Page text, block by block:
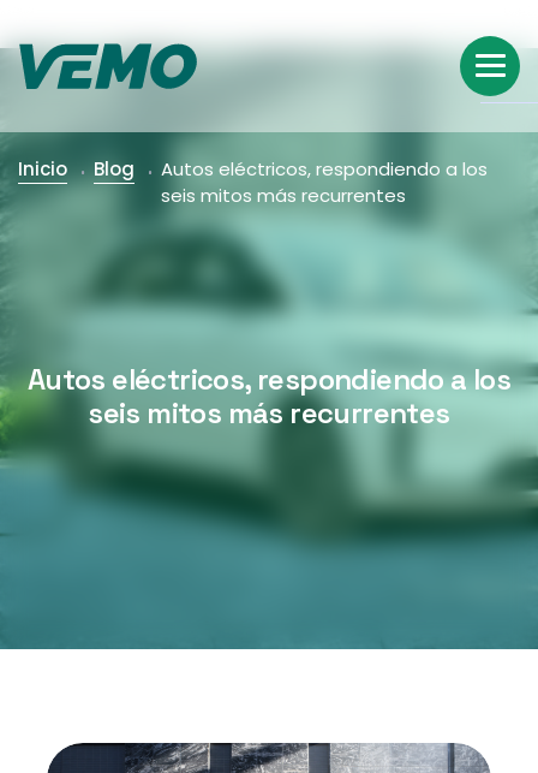
Inicio Blog
Autos eléctricos, respondiendo a los
seis mitos más recurrentes
Autos eléctricos, respondiendo a los
seis mitos más recurrentes